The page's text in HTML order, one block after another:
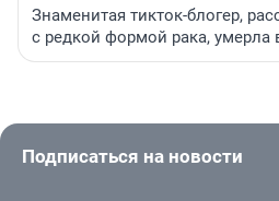
Знаменитая тикток-блогер,
с редкой формой рака, умерла
Подписаться на новости